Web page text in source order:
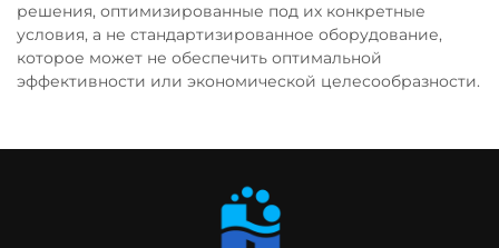
решения, оптимизированные под их конкретные
условия, а не стандартизированное оборудование,
которое может не обеспечить оптимальной
эффективности или экономической целесообразности.